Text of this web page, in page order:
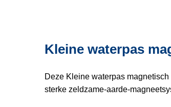
Kleine waterpas
Deze Kleine waterpas
sterke zeldzame-aarde-